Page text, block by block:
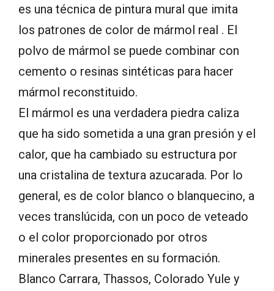
es una técnica de pintura mural que imita
los patrones de color de mármol real . El
polvo de mármol se puede combinar con
cemento o resinas sintéticas para hacer
mármol reconstituido.
El mármol es una verdadera piedra caliza
que ha sido sometida a una gran presión y el
calor, que ha cambiado su estructura por
una cristalina de textura azucarada. Por lo
general, es de color blanco o blanquecino, a
veces translúcida, con un poco de veteado
o el color proporcionado por otros
minerales presentes en su formación.
Blanco Carrara, Thassos, Colorado Yule y